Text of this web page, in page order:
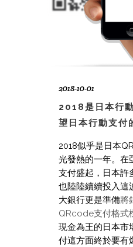
2018-10-01
2018是日本行
望日本行動支付
2018似乎是日本
光發熱的一年。在
支付盛起，日本許
也陸陸續續投入這
大銀行更是準備將
QRcode支付格式
現金為王的日本市
付這方面終於要有